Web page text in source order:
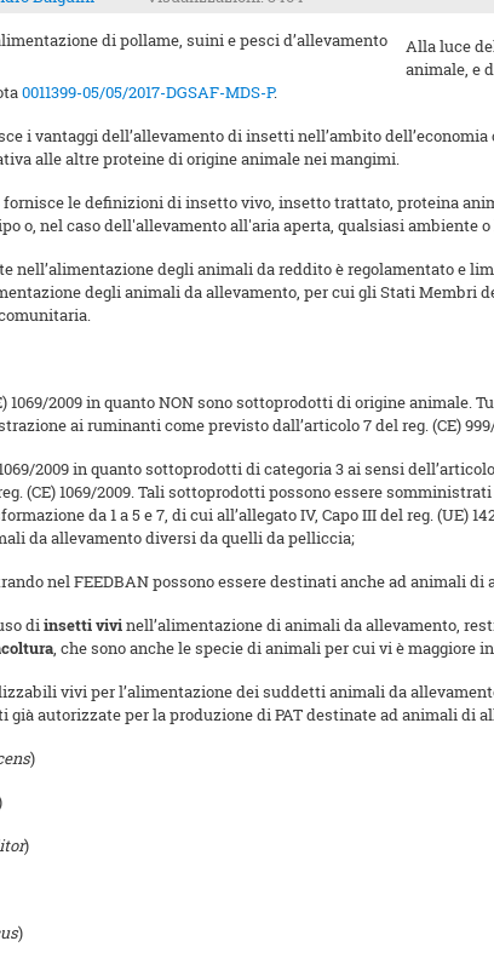
Alla luce
animale, e
0011399-05/05/2017-DGSAF-MDS-P.
i vantaggi dell’allevamento di insetti nell’ambito
alle altre proteine di origine animale nei mangimi.
fornisce le definizioni di insetto vivo, insetto trattato, proteina
o, nel caso dell'allevamento all'aria aperta, qualsiasi ambiente
degli animali da reddito è regolamentato e
degli animali da allevamento, per cui gli Stati Membri
1069/2009 in quanto NON sono sottoprodotti di origine
ai ruminanti come previsto dall’articolo 7 del reg. (CE)
2009 in quanto sottoprodotti di categoria 3 ai sensi
(CE) 1069/2009. Tali sottoprodotti possono essere
da 1 a 5 e 7, di cui all’allegato IV, Capo III del reg.
da allevamento diversi da quelli da pelliccia;
nel FEEDBAN possono essere destinati anche ad animali di
diinsetti vivinell’alimentazione di animali da allevamento,
, che sono anche le specie di animali per cui vi è
vivi per l’alimentazione dei suddetti animali da
autorizzate per la produzione di PAT destinate ad animali di
)
)
)